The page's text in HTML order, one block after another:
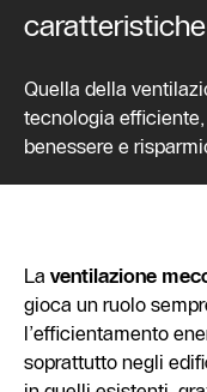
Quella della
tecnologia
benessere e
La ventilazione
gioca un ruolo
l’efficientamento
soprattutto negli